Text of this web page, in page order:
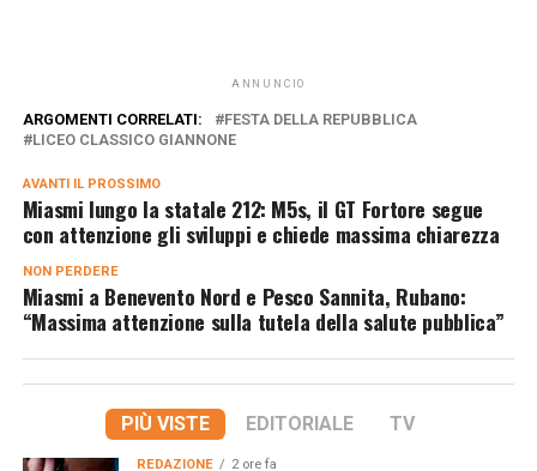
ANNUNCIO
ARGOMENTI CORRELATI:
FESTA DELLA REPUBBLICA
LICEO CLASSICO GIANNONE
AVANTI IL ​​PROSSIMO
Miasmi lungo la statale 212: M5s, il GT Fortore segue
con attenzione gli sviluppi e chiede massima chiarezza
NON PERDERE
Miasmi a Benevento Nord e Pesco Sannita, Rubano:
“Massima attenzione sulla tutela della salute pubblica”
PIÙ VISTE EDITORIALE TV
REDAZIONE 2 ore fa